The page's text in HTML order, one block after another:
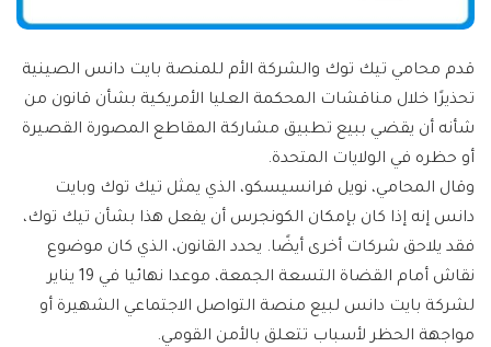
قدم محامي تيك توك والشركة الأم للمنصة بايت دانس الصينية
تحذيرًا خلال مناقشات المحكمة العليا الأمريكية بشأن قانون من
شأنه أن يقضي ببيع تطبيق مشاركة المقاطع المصورة القصيرة
أو حظره في الولايات المتحدة.
وقال المحامي، نويل فرانسيسكو، الذي يمثل تيك توك وبايت
دانس إنه إذا كان بإمكان الكونجرس أن يفعل هذا بشأن تيك توك،
فقد يلاحق شركات أخرى أيضًا. يحدد القانون، الذي كان موضوع
نقاش أمام القضاة التسعة الجمعة، موعدا نهائيا في 19 يناير
لشركة بايت دانس لبيع منصة التواصل الاجتماعي الشهيرة أو
مواجهة الحظر لأسباب تتعلق بالأمن القومي.